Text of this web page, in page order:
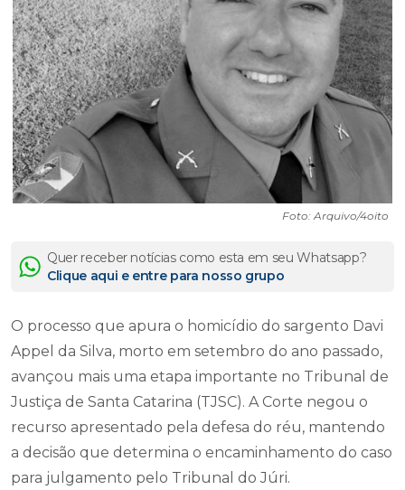
Foto: Arquivo/4oito
Quer receber notícias como esta em seu Whatsapp?
Clique aqui e entre para nosso grupo
O processo que apura o homicídio do sargento Davi
Appel da Silva, morto em setembro do ano passado,
avançou mais uma etapa importante no Tribunal de
Justiça de Santa Catarina (TJSC). A Corte negou o
recurso apresentado pela defesa do réu, mantendo
a decisão que determina o encaminhamento do caso
para julgamento pelo Tribunal do Júri.